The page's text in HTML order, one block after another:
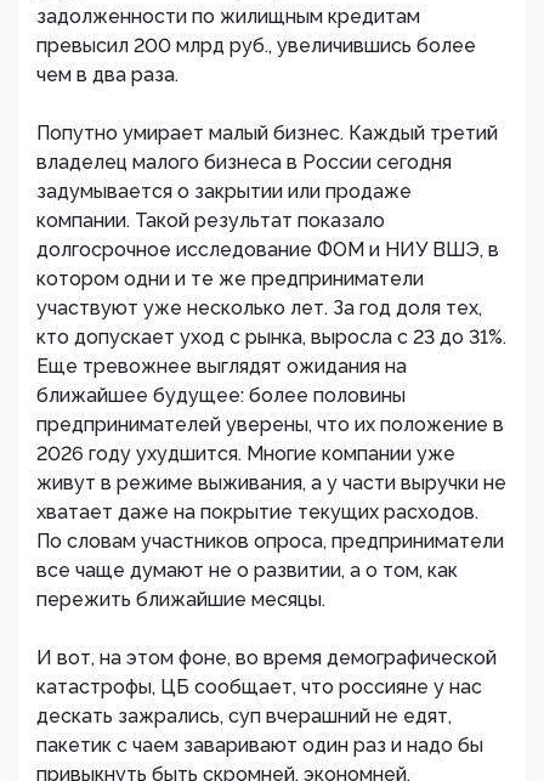
задолженности по жилищным кредитам
превысил 200 млрд руб., увеличившись более
чем в два раза.
Попутно умирает малый бизнес. Каждый третий
владелец малого бизнеса в России сегодня
задумывается о закрытии или продаже
компании. Такой результат показало
долгосрочное исследование ФОМ и НИУ ВШЭ, в
котором одни и те же предприниматели
участвуют уже несколько лет. За год доля тех,
кто допускает уход с рынка, выросла с 23 до 31%.
Еще тревожнее выглядят ожидания на
ближайшее будущее: более половины
предпринимателей уверены, что их положение в
2026 году ухудшится. Многие компании уже
живут в режиме выживания, а у части выручки не
хватает даже на покрытие текущих расходов.
По словам участников опроса, предприниматели
все чаще думают не о развитии, а о том, как
пережить ближайшие месяцы.
И вот, на этом фоне, во время демографической
катастрофы, ЦБ сообщает, что россияне у нас
дескать зажрались, суп вчерашний не едят,
пакетик с чаем заваривают один раз и надо бы
привыкнуть быть скромней, экономней.